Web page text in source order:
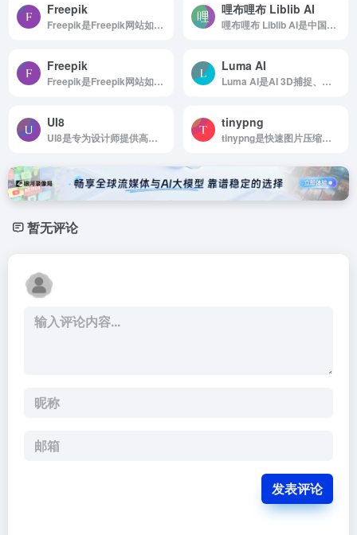
Freepik
Freepik是Freepik网站如何使用 浏览...
哩布哩布 Liblib AI
哩布哩布 Liblib AI是中国领先原创AI模型分享社区
Freepik
Freepik是Freepik网站如何使用 浏览...
Luma AI
Luma AI是AI 3D捕捉、建模和渲染
UI8
UI8是专为设计师提供高质量UI设计资源的网站
tinypng
tinypng是快速图片压缩工具
暂无评论
发表评论